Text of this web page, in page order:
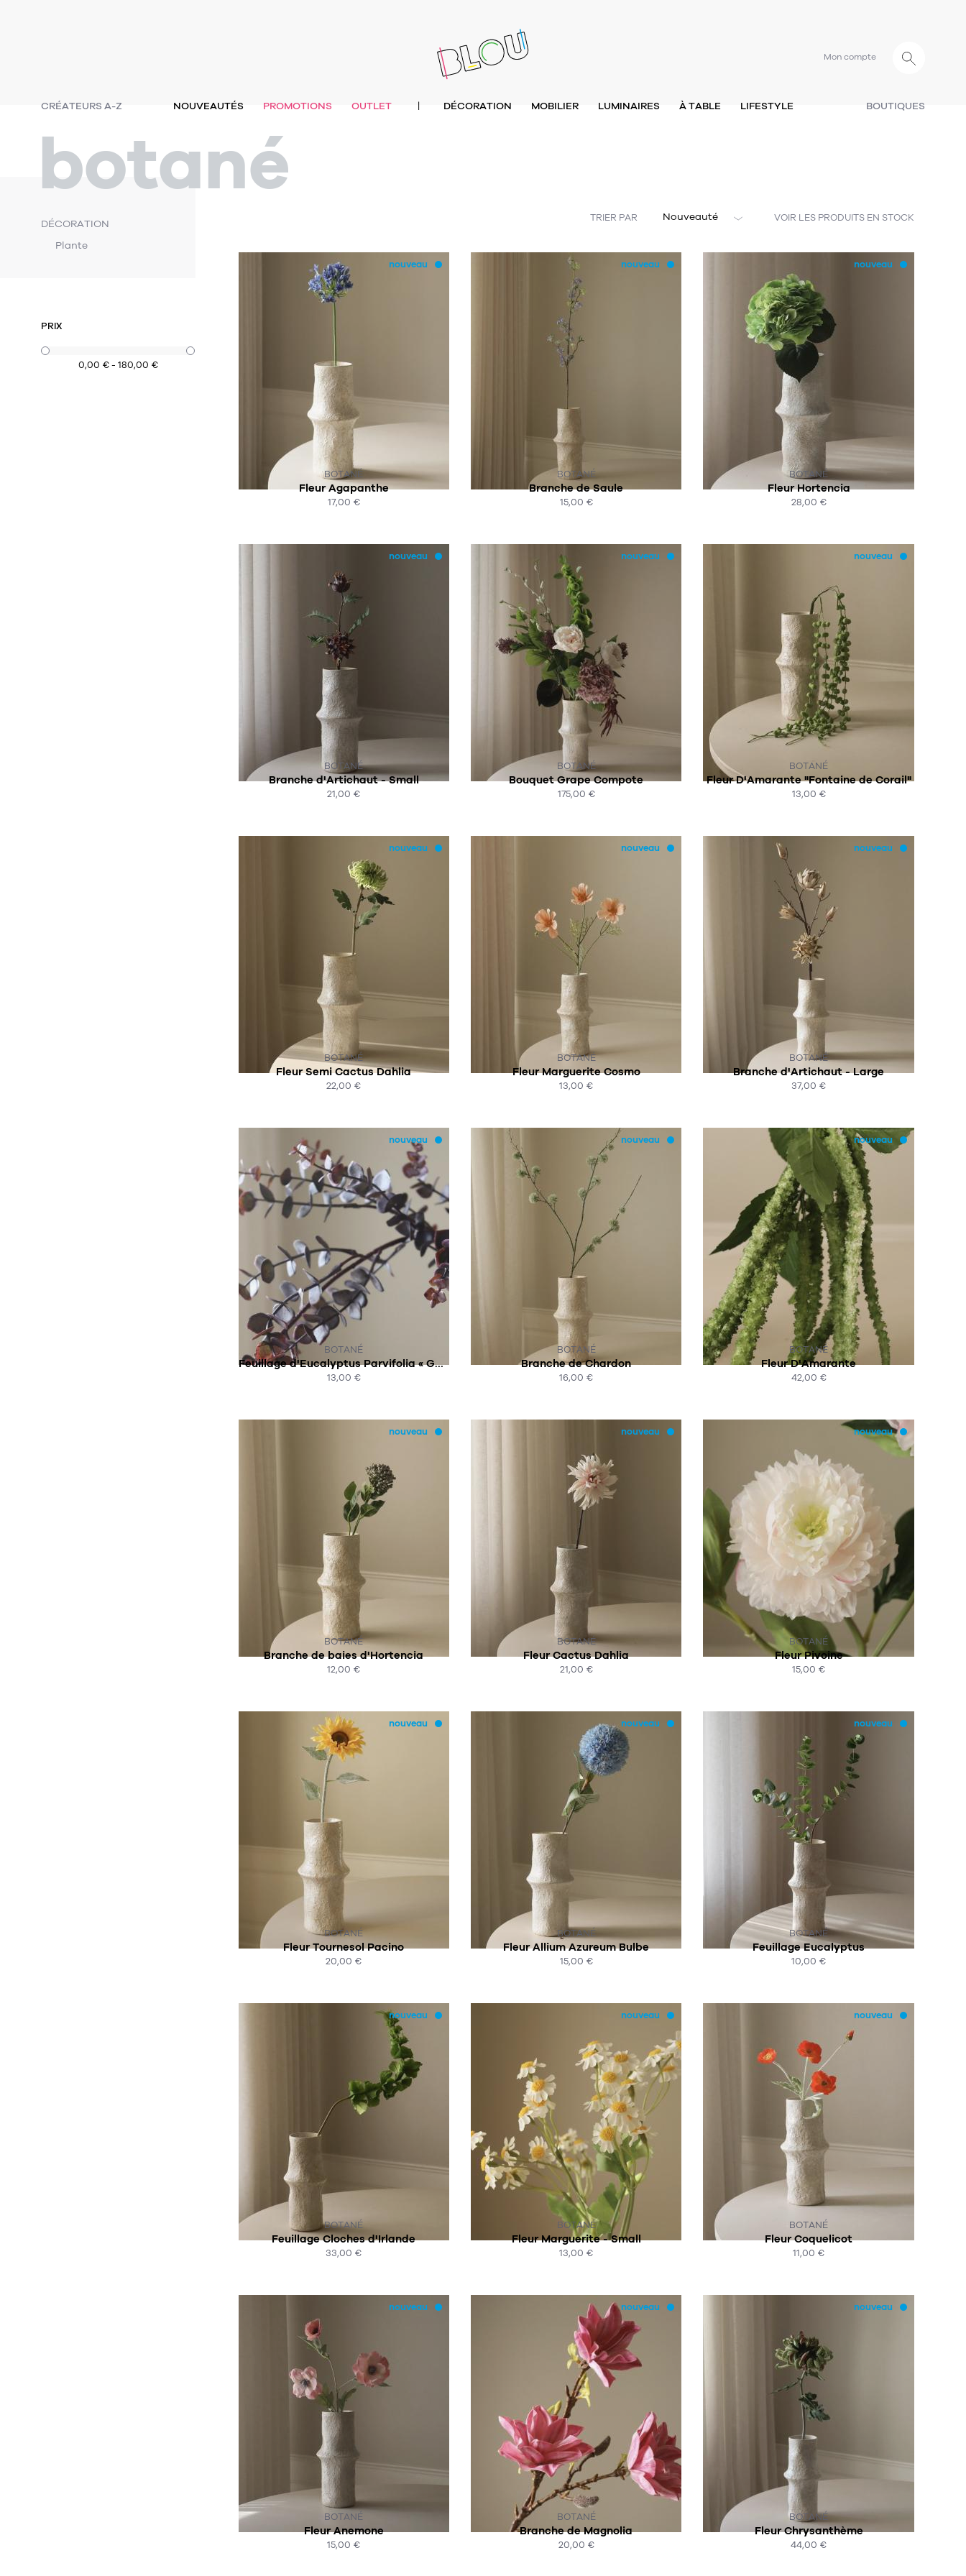
Mon compte
CRÉATEURS A-Z BOUTIQUES
NOUVEAUTÉS PROMOTIONS OUTLET | DÉCORATION MOBILIER LUMINAIRES À TABLE LIFESTYLE
botané
DÉCORATION
Plante
PRIX
0,00 € - 180,00 €
TRIER PAR Nouveauté VOIR LES PRODUITS EN STOCK
nouveau
BOTANÉ
Fleur Agapanthe
17,00 €
SUR COMMANDE
nouveau
BOTANÉ
Branche de Saule
15,00 €
SUR COMMANDE
nouveau
BOTANÉ
Fleur Hortencia
28,00 €
SUR COMMANDE
nouveau
BOTANÉ
Branche d'Artichaut - Small
21,00 €
SUR COMMANDE
nouveau
BOTANÉ
Bouquet Grape Compote
175,00 €
SUR COMMANDE
nouveau
BOTANÉ
Fleur D'Amarante "Fontaine de Corail"
13,00 €
SUR COMMANDE
nouveau
BOTANÉ
Fleur Semi Cactus Dahlia
22,00 €
SUR COMMANDE
nouveau
BOTANÉ
Fleur Marguerite Cosmo
13,00 €
SUR COMMANDE
nouveau
BOTANÉ
Branche d'Artichaut - Large
37,00 €
SUR COMMANDE
nouveau
BOTANÉ
Feuillage d'Eucalyptus Parvifolia « Gunnii »
13,00 €
SUR COMMANDE
nouveau
BOTANÉ
Branche de Chardon
16,00 €
SUR COMMANDE
nouveau
BOTANÉ
Fleur D'Amarante
42,00 €
SUR COMMANDE
nouveau
BOTANÉ
Branche de baies d'Hortencia
12,00 €
SUR COMMANDE
nouveau
BOTANÉ
Fleur Cactus Dahlia
21,00 €
SUR COMMANDE
nouveau
BOTANÉ
Fleur Pivoine
15,00 €
SUR COMMANDE
nouveau
BOTANÉ
Fleur Tournesol Pacino
20,00 €
SUR COMMANDE
nouveau
BOTANÉ
Fleur Allium Azureum Bulbe
15,00 €
SUR COMMANDE
nouveau
BOTANÉ
Feuillage Eucalyptus
10,00 €
SUR COMMANDE
nouveau
BOTANÉ
Feuillage Cloches d'Irlande
33,00 €
SUR COMMANDE
nouveau
BOTANÉ
Fleur Marguerite - Small
13,00 €
SUR COMMANDE
nouveau
BOTANÉ
Fleur Coquelicot
11,00 €
SUR COMMANDE
nouveau
BOTANÉ
Fleur Anemone
15,00 €
SUR COMMANDE
nouveau
BOTANÉ
Branche de Magnolia
20,00 €
SUR COMMANDE
nouveau
BOTANÉ
Fleur Chrysanthème
44,00 €
SUR COMMANDE